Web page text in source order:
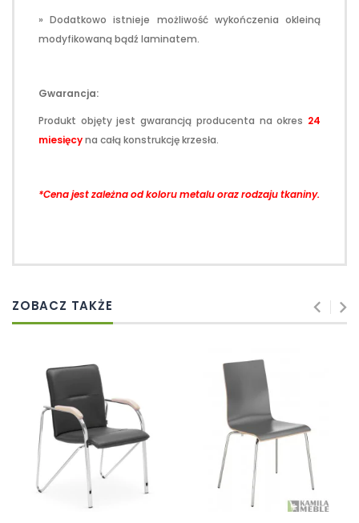
» Dodatkowo istnieje możliwość wykończenia okleiną
modyfikowaną bądź laminatem.
Gwarancja:
Produkt objęty jest gwarancją producenta na okres 24
miesięcyna całą konstrukcję krzesła.
*Cena jest zależna od koloru metalu oraz rodzaju tkaniny.
ZOBACZ TAKŻE